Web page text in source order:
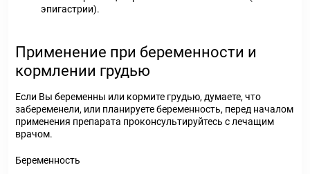
эпигастрии).
Применение при беременности и
кормлении грудью
Если Вы беременны или кормите грудью, думаете, что
забеременели, или планируете беременность, перед началом
применения препарата проконсультируйтесь с лечащим
врачом.
Беременность